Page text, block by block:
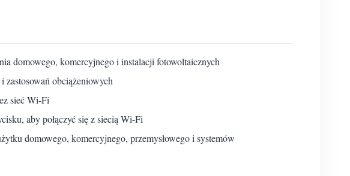
domowego, komercyjnego i instalacji fotowoltaicznych
obciążeniowych
sieć Wi-Fi
aby połączyć się z siecią Wi-Fi
domowego, komercyjnego, przemysłowego i systemów